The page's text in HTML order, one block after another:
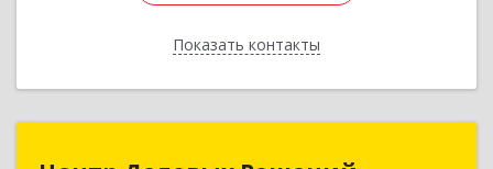
Показать контакты
Назад
Центр Деловых Решений